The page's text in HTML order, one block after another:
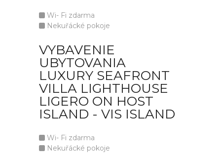
Wi- Fi zdarma
Nekuřácké pokoje
VYBAVENIE
UBYTOVANIA
LUXURY SEAFRONT
VILLA LIGHTHOUSE
LIGERO ON HOST
ISLAND - VIS ISLAND
Wi- Fi zdarma
Nekuřácké pokoje